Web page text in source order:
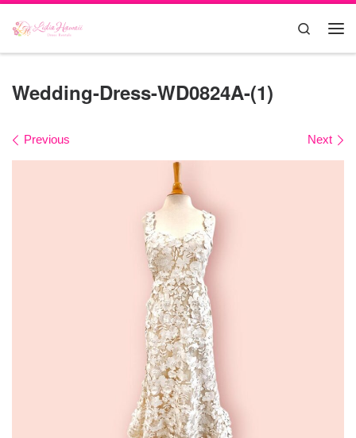
Skip to content Search
Wedding-Dress-WD0824A-(1)
Images navigation
Previous Next